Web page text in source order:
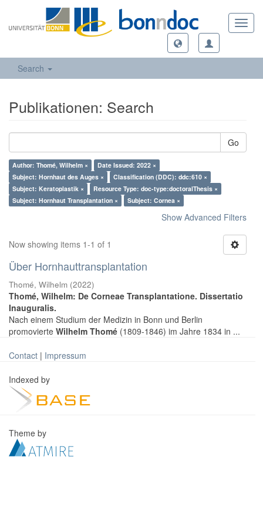
Search
Publikationen: Search
Go
Author: Thomé, Wilhelm ×
Date Issued: 2022 ×
Subject: Hornhaut des Auges ×
Classification (DDC): ddc:610 ×
Subject: Keratoplastik ×
Resource Type: doc-type:doctoralThesis ×
Subject: Hornhaut Transplantation ×
Subject: Cornea ×
Show Advanced Filters
Now showing items 1-1 of 1
Über Hornhauttransplantation
Thomé, Wilhelm (2022)
Thomé, Wilhelm: De Corneae Transplantatione. Dissertatio
Inauguralis.
Nach einem Studium der Medizin in Bonn und Berlin
promovierte Wilhelm Thomé (1809-1846) im Jahre 1834 in ...
Contact | Impressum
Indexed by
Theme by